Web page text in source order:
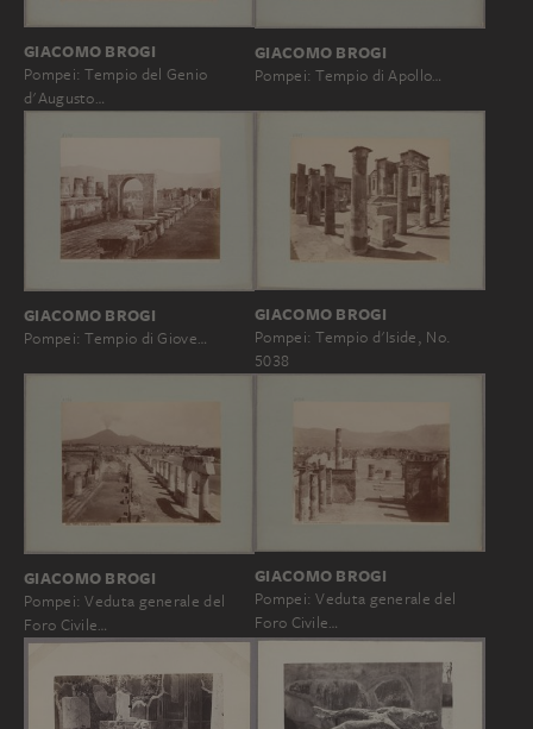
GIACOMO BROGI
Pompei: Tempio del Genio
d'Augusto…
GIACOMO BROGI
Pompei: Tempio di Apollo…
GIACOMO BROGI
Pompei: Tempio di Giove…
GIACOMO BROGI
Pompei: Tempio d'Iside, No.
5038
GIACOMO BROGI
Pompei: Veduta generale del
Foro Civile…
GIACOMO BROGI
Pompei: Veduta generale del
Foro Civile…